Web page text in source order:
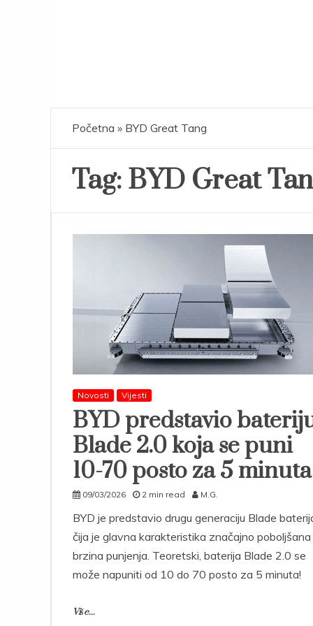
Početna » BYD Great Tang
Tag: BYD Great
Novosti Vijesti
BYD predstavio
Blade 2.0 koja se puni
10-70 posto za 5 minuta
09/03/2026 2 min read M.G.
BYD je predstavio drugu generaciju Blade
čija je glavna karakteristika značajno poboljšana
brzina punjenja. Teoretski, baterija Blade 2.0 se
može napuniti od 10 do 70 posto za 5 minuta!
Više...